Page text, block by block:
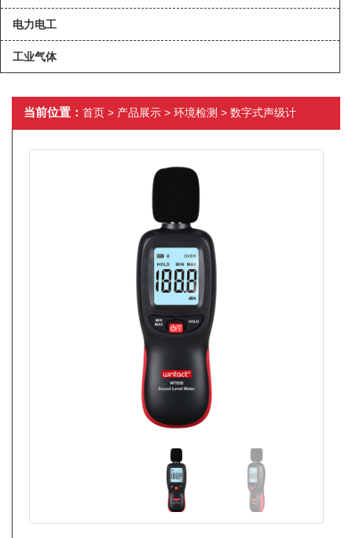
电力电工
工业气体
当前位置： 首页 > 产品展示 > 环境检测 > 数字式声级计